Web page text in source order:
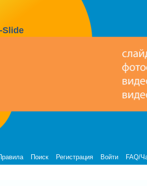
Slide
Поиск Регистрация Войти FAQ/